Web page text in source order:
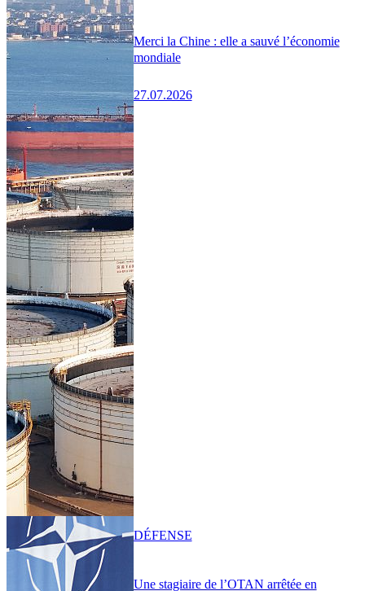
Merci la Chine : elle a sauvé l’économie
mondiale
27.07.2026
Une stagiaire de l’OTAN arrêtée en
DÉFENSE